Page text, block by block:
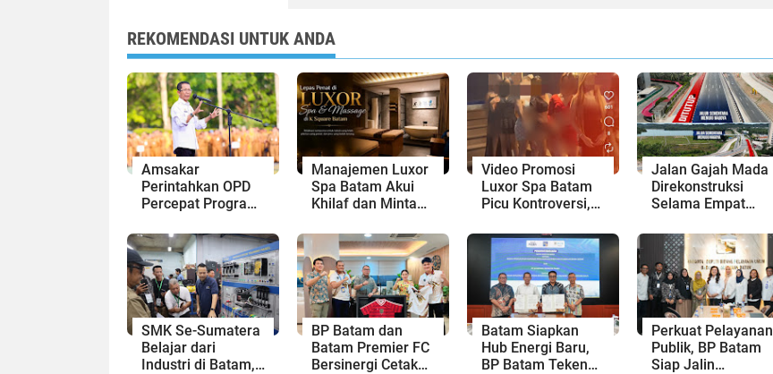
REKOMENDASI UNTUK ANDA
Amsakar
Perintahkan OPD
Percepat Program
Targetkan
Realisasi
Pembangunan
Lampaui 50
Persen
Manajemen Luxor
Spa Batam Akui
Khilaf dan Minta
Langsung Di-
Takedown
Video Promosi
Luxor Spa Batam
Picu Kontroversi,
Sensual
Jalan Gajah Mada
Direkonstruksi
Selama Empat
Rekayasa Lalu
Lintasnya
SMK Se-Sumatera
Belajar dari
Industri di Batam,
BP Batam dan
Batam Premier FC
Bersinergi Cetak
Batam Siapkan
Hub Energi Baru,
BP Batam Teken
Perkuat Pelayanan
Publik, BP Batam
Siap Jalin